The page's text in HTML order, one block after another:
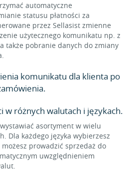
automatyczne
statusu płatności za
przez Sellasist zmienne
użytecznego komunikatu np. z
także pobranie danych do zmiany
komunikatu dla klienta po
w różnych walutach i językach.
asortyment w wielu
Dla każdego języka wybierzesz
prowadzić sprzedaż do
uwzględnieniem